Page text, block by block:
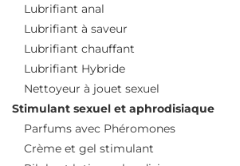
Lubrifiant anal
Lubrifiant à saveur
Lubrifiant chauffant
Lubrifiant Hybride
Nettoyeur à jouet sexuel
Stimulant sexuel et aphrodisiaque
Parfums avec Phéromones
Crème et gel stimulant